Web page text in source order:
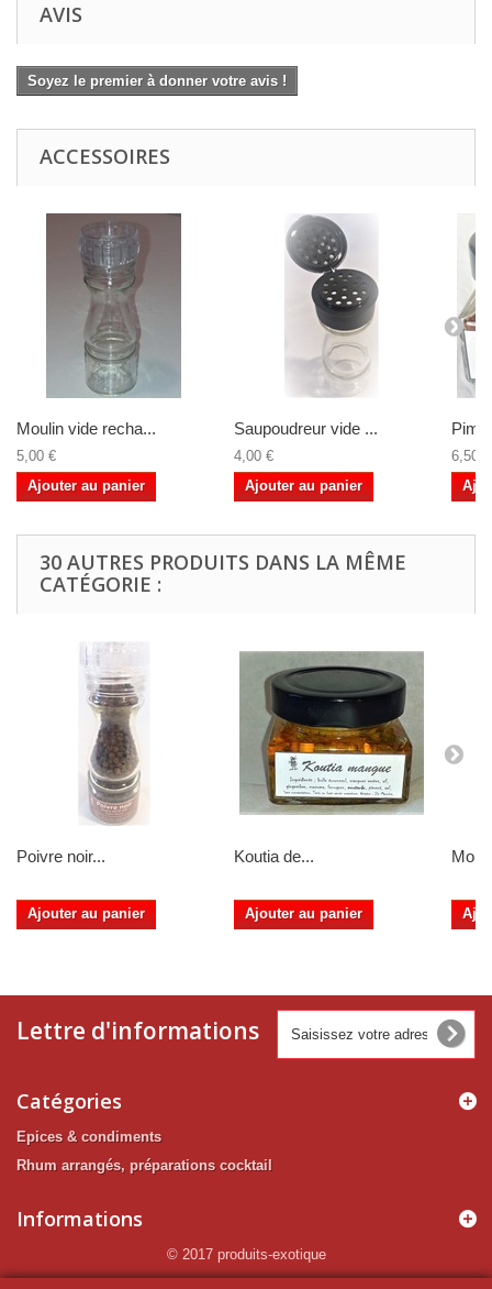
AVIS
Soyez le premier à donner votre avis !
ACCESSOIRES
Moulin vide recha...
5,00 €
Ajouter au panier
Saupoudreur vide ...
4,00 €
Ajouter au panier
6,50 €
30 AUTRES PRODUITS DANS LA MÊME
CATÉGORIE :
Poivre noir...
Ajouter au panier
Koutia de...
Ajouter au panier
Lettre d'informations
Catégories
Epices & condiments
Rhum arrangés, préparations cocktail
Informations
© 2017 produits-exotique